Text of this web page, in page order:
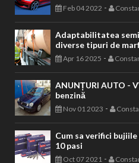
Feb 04 2022 -
Adaptabilitatea
diverse tipuri de
Apr 16 2025 -
ANUNȚURI AUTO -
benzină
Nov 01 2023 -
Cum sa verifici
10 pasi
Oct 07 2021 -